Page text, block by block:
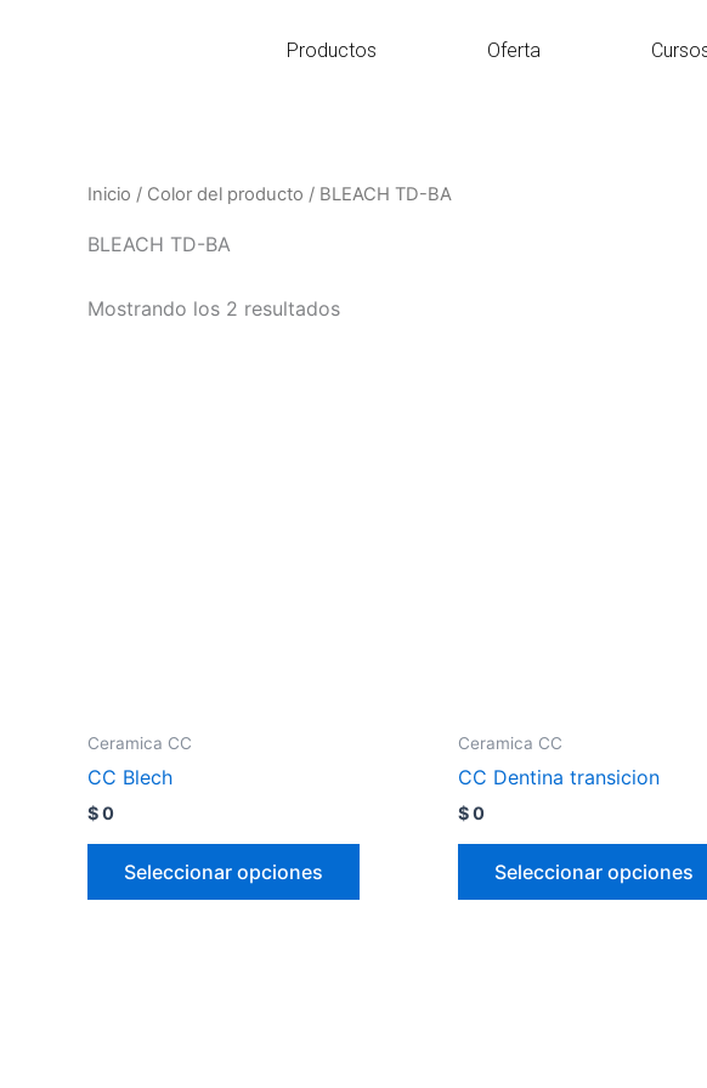
Productos Oferta
Inicio / Color del producto / BLEACH TD-BA
BLEACH TD-BA
Mostrando los 2 resultados
Ceramica CC
CC Blech
$0
Seleccionar opciones
Ceramica CC
CC Dentina transicion
$0
Seleccionar opciones